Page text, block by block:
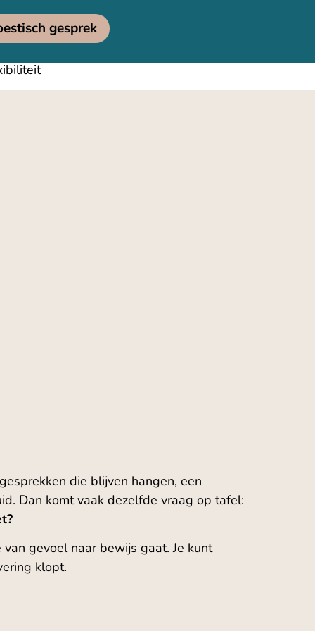
gesprek
die blijven hangen, een
Dan komt vaak dezelfde vraag op tafel:
gevoel naar bewijs gaat. Je kunt
klopt.